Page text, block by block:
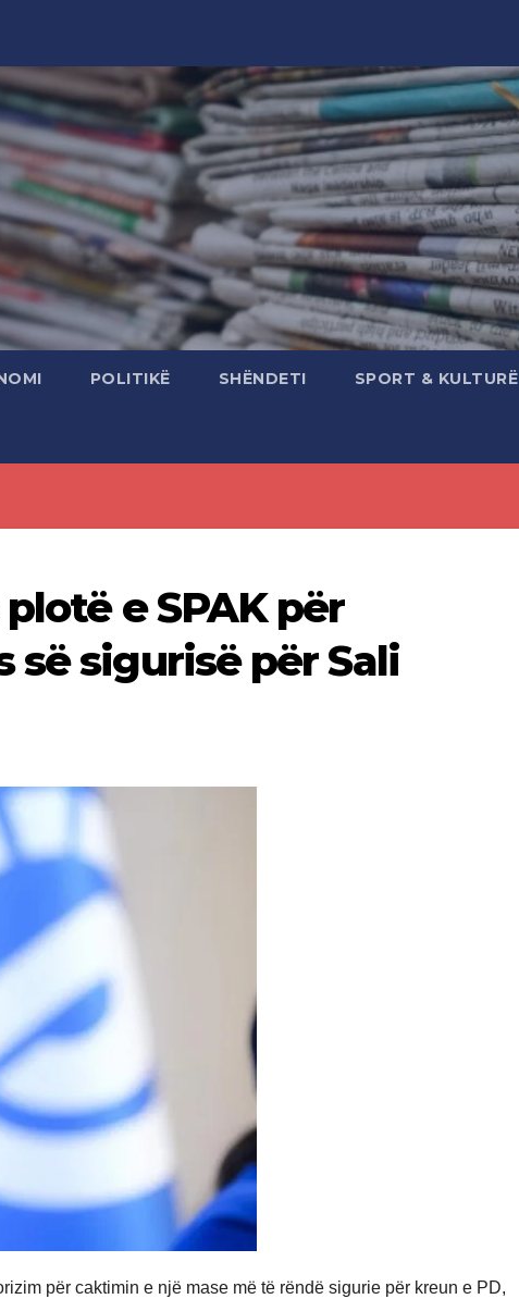
POLITIKË SHËNDETI SPORT & KULTURË
e SPAK për
së sigurisë për Sali
për caktimin e një mase më të rëndë sigurie për kreun e PD,